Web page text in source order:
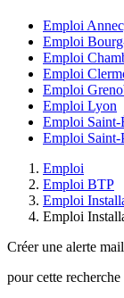
Emploi
Emploi
Emploi
Emploi
Emploi
Emploi Lyon
Emploi Saint-
Emploi Saint-
Emploi
Emploi BTP
Emploi
Emploi
Créer une alerte mail
pour cette